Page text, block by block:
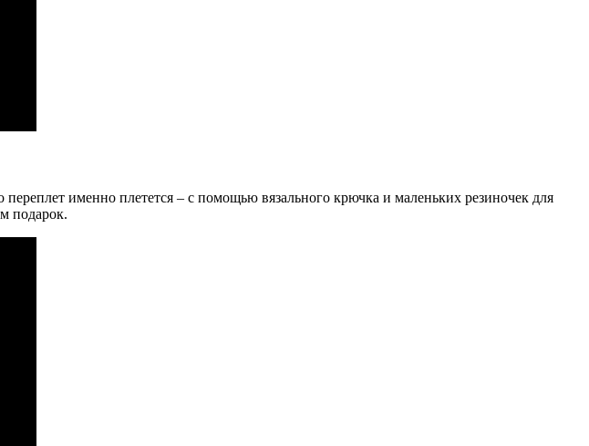
именно плетется – с помощью вязального крючка и маленьких резиночек для
подарок.